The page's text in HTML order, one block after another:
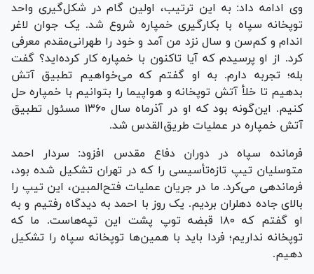
وی ادامه داد: به این ترتیب، اولین گام در شکل‌گیری واحد
توپخانه سپاه با بکارگیری خمپاره شروع شد. یک جوان لاغر
اندام و کم‌سن و سال نزد من آمد و خود را طهرانی‌مقدم معرفی
کرد. از او پرسیدم که آیا تاکنون با خمپاره کار کرده‌اید؟ گفت
بله؛ تجربه دارم. به او گفتم که می‌خواهیم تطبیق آتش
بدهیم تا خلأ آتش توپخانه و هواپیما را بتوانیم با خمپاره حل
کنیم. این‌گونه بود که او در آذرماه سال ۱۳۶۰ مسئول تطبیق
آتش خمپاره در عملیات طریق‌القدس شد.
فرمانده سپاه در دوران دفاع مقدس افزود: سردار احمد
متوسلیان تیپ تازه‌تأسیسی را که در تهران تشکیل شده بود،
فرماندهی می‌کرد. ما در جریان عملیات فتح‌المبین، این تیپ را
بالای جاده دهلران بردیم. یک روز با احمد به دیدگاه رفتیم و به
او گفتم که ۱۸۰ قبضه توپ پشت این تپه‌هاست. ما که
توپخانه نداریم؛ فردا باید با همین‌ها توپخانه سپاه را تشکیل
دهیم.